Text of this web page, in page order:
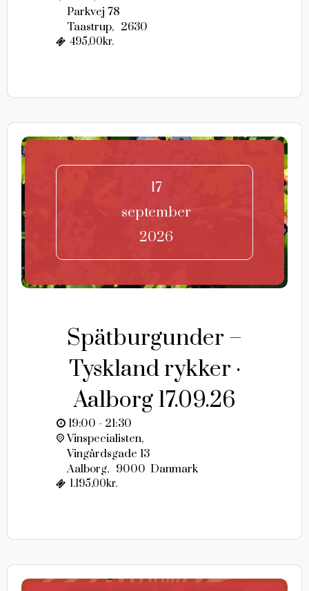
Parkvej 78
Taastrup, 2630
495,00kr.
17
september
2026
Spätburgunder –
Tyskland rykker ·
Aalborg 17.09.26
19:00 - 21:30
Vinspecialisten,
Vingårdsgade 13
Aalborg, 9000 Danmark
1.195,00kr.